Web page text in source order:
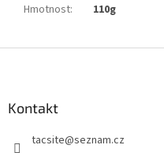
Hmotnost: 110g
Kontakt
tacsite@seznam.cz